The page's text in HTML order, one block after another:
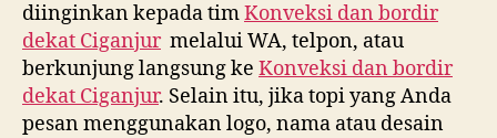
diinginkan kepada timKonveksi dan bordir
dekat Ciganjurmelalui WA, telpon, atau
berkunjung langsung ke Konveksi dan bordir
dekat Ciganjur. Selain itu, jika topi yang Anda
pesan menggunakan logo, nama atau desain